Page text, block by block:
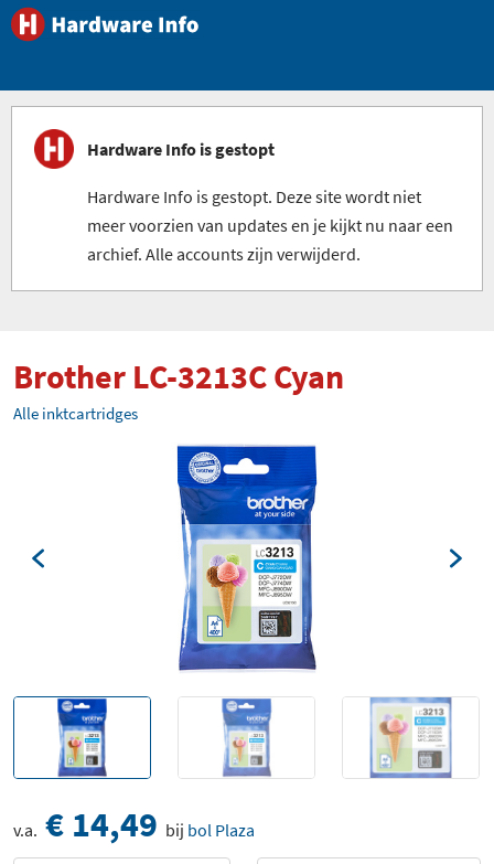
Hardware Info is gestopt
Hardware Info is gestopt. Deze site wordt niet
meer voorzien van updates en je kijkt nu naar een
archief. Alle accounts zijn verwijderd.
Brother LC-3213C Cyan
Alle inktcartridges
v.a. € 14,49 bij bol Plaza